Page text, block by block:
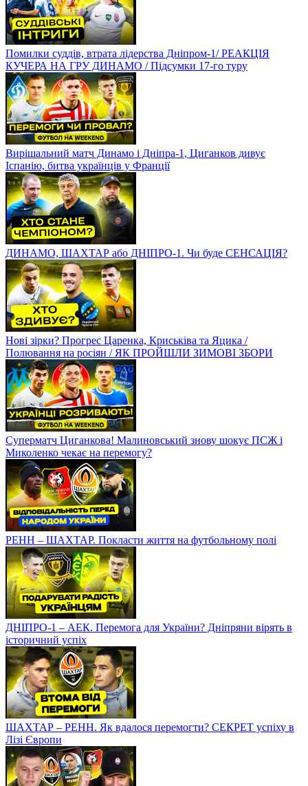
Помилки суддів, втрата лідерства Дніпром-1/ РЕАКЦІЯ
КУЧЕРА НА ГРУ ДИНАМО / Підсумки 17-го туру
Вирішальний матч Динамо і Дніпра-1, Циганков дивує
Іспанію, битва українців у Франції
ДИНАМО, ШАХТАР або ДНІПРО-1. Чи буде СЕНСАЦІЯ?
Нові зірки? Прогрес Царенка, Криськіва та Яцика /
Полювання на росіян / ЯК ПРОЙШЛИ ЗИМОВІ ЗБОРИ
Суперматч Циганкова! Малиновський знову шокує ПСЖ і
Миколенко чекає на перемогу?
РЕНН – ШАХТАР. Покласти життя на футбольному полі
ДНІПРО-1 – АЕК. Перемога для України? Дніпряни вірять в
історичний успіх
ШАХТАР – РЕНН. Як вдалося перемогти? СЕКРЕТ успіху в
Лізі Європи